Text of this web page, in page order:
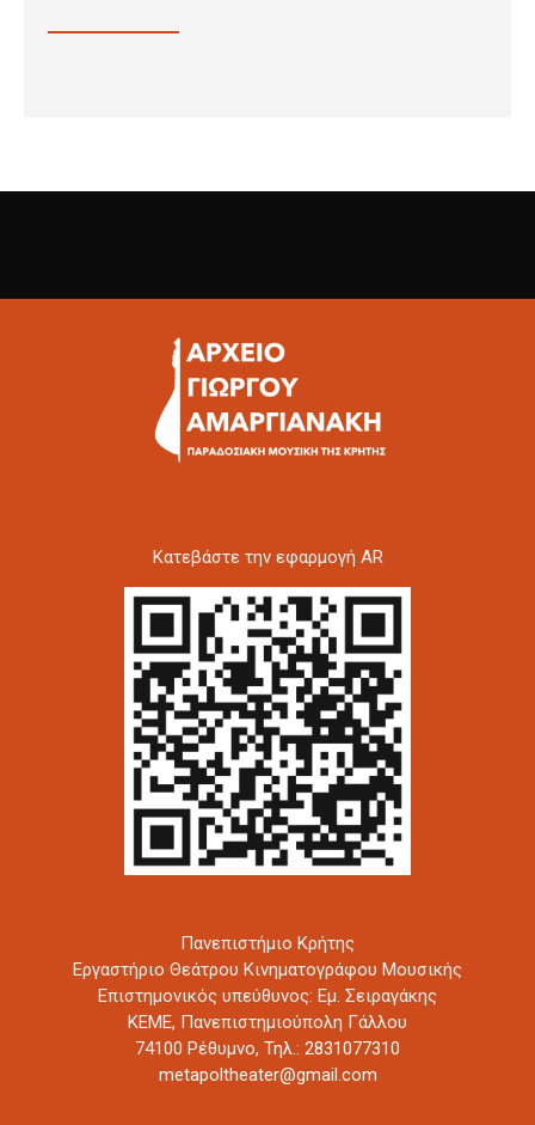
Kατεβάστε την εφαρμογή AR
Πανεπιστήμιο Κρήτης
Εργαστήριο Θεάτρου Κινηματογράφου Μουσικής
Επιστημονικός υπεύθυνος: Εμ. Σειραγάκης
ΚΕΜΕ, Πανεπιστημιούπολη Γάλλου
74100 Ρέθυμνο, Τηλ.: 2831077310
metapoltheater@gmail.com